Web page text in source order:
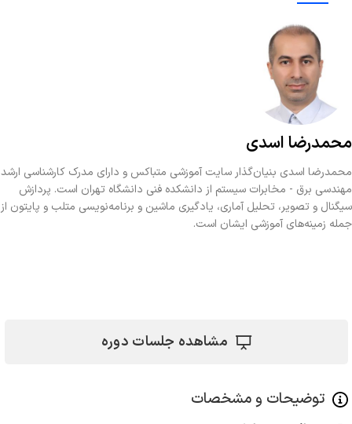
محمدرضا اسدی
محمدرضا اسدی بنیان‌گذار سایت آموزشی متباکس و دارای مدرک کارشناسی ارشد
مهندسی برق - مخابرات سیستم از دانشکده فنی دانشگاه تهران است. پردازش
سیگنال و تصویر، تحلیل آماری، یادگیری ماشین و برنامه‌نویسی متلب و پایتون از
جمله زمینه‌های آموزشی ایشان است.
مشاهده جلسات دوره
توضیحات و مشخصات